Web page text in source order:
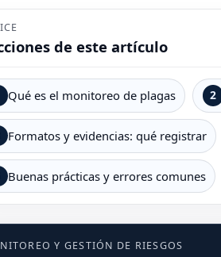
de este artículo
Qué es el monitoreo de plagas 2
Formatos y evidencias: qué registrar
Buenas prácticas y errores comunes
Y GESTIÓN DE RIESGOS